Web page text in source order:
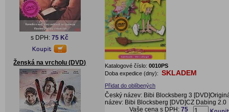
s DPH:75 Kč
Ženská na vrcholu (DVD) Katalogové číslo: 0010PS
Doba expedice (dny): SKLADEM
Přidat do oblíbených
Český název: Bibi Blocksberg 3
název: Bibi Blocksberg [DVD]CZ Dabing 2.0
Vaše cena s DPH: 75